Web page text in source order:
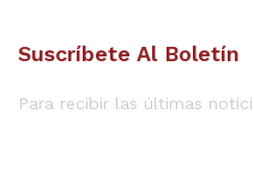
Suscríbete Al Boletín
Para recibir las últimas